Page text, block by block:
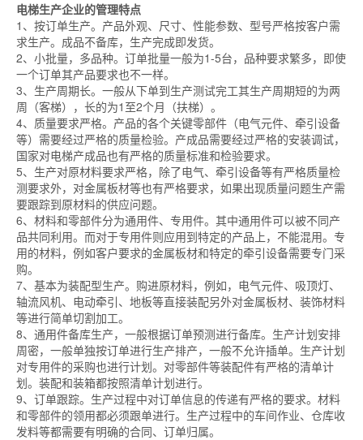
电梯生产企业的管理特点
1、按订单生产。产品外观、尺寸、性能参数、型号严格按客户需
求生产。成品不备库，生产完成即发货。
2、小批量，多品种。订单批量一般为1-5台，品种要求繁多，即使
一个订单其产品要求也不一样。
3、生产周期长。一般从下单到生产测试完工其生产周期短的为两
周（客梯），长的为1至2个月（扶梯）。
4、质量要求严格。产品的各个关键零部件（电气元件、牵引设备
等）需要经过严格的质量检验。产成品需要经过严格的安装调试，
国家对电梯产成品也有严格的质量标准和检验要求。
5、生产对原材料要求严格，除了电气、牵引设备等有严格质量检
测要求外，对金属板材等也有严格要求，如果出现质量问题生产需
要跟踪到原材料的供应问题。
6、材料和零部件分为通用件、专用件。其中通用件可以被不同产
品共同利用。而对于专用件则应用到特定的产品上，不能混用。专
用的材料，例如客户要求的金属板材和特定的牵引设备需要专门采
购。
7、基本为装配型生产。购进原材料，例如，电气元件、吸顶灯、
轴流风机、电动牵引、地板等直接装配另外对金属板材、装饰材料
等进行简单切割加工。
8、通用件备库生产，一般根据订单预测进行备库。生产计划安排
周密，一般单独按订单进行生产排产，一般不允许插单。生产计划
对专用件的采购也进行计划。对零部件等装配件有严格的清单计
划。装配和装箱都按照清单计划进行。
9、订单跟踪。生产过程中对订单信息的传递有严格的要求。材料
和零部件的领用都必须跟单进行。生产过程中的车间作业、仓库收
发料等都需要有明确的合同、订单归属。